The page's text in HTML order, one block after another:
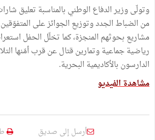
وتولّى وزير الدفاع الوطني بالمناسبة تعليق
من الضباط الجدد وتوزيع الجوائز على
مشاريع بحوثهم المنجزة، كما تخلّل الحفل
رياضية جماعية وتمارين قتال عن قرب أمّنها
الدارسون بالأكاديمية البحرية.
مشاهدة الفيديو
أرسل إلى صديق